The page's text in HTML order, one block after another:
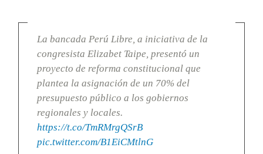
La bancada Perú Libre, a iniciativa de la
congresista Elizabet Taipe, presentó un
proyecto de reforma constitucional que
plantea la asignación de un 70% del
presupuesto público a los gobiernos
regionales y locales.
https://t.co/TmRMrgQSrB
pic.twitter.com/B1EiCMtlnG